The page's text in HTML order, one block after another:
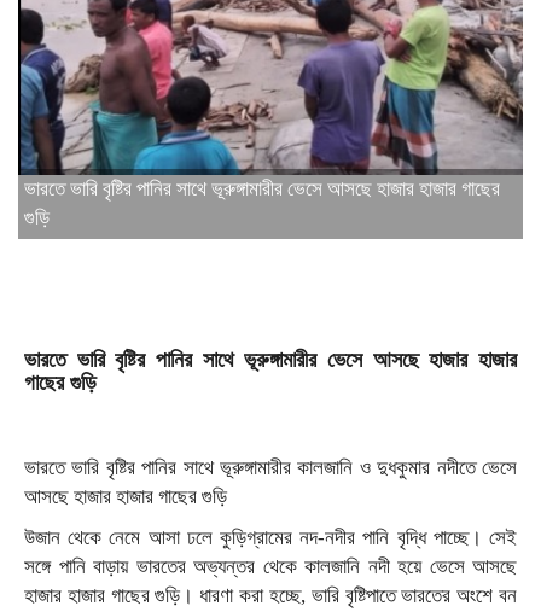
ভারতে ভারি বৃষ্টির পানির সাথে ভূরুঙ্গামারীর ভেসে আসছে হাজার হাজার গাছের
গুড়ি
ভারতে ভারি বৃষ্টির পানির সাথে ভূরুঙ্গামারীর ভেসে আসছে হাজার হাজার
গাছের গুড়ি
ভারতে ভারি বৃষ্টির পানির সাথে ভূরুঙ্গামারীর কালজানি ও দুধকুমার নদীতে ভেসে
আসছে হাজার হাজার গাছের গুড়ি
উজান থেকে নেমে আসা ঢলে কুড়িগ্রামের নদ-নদীর পানি বৃদ্ধি পাচ্ছে। সেই
সঙ্গে পানি বাড়ায় ভারতের অভ্যন্তর থেকে কালজানি নদী হয়ে ভেসে আসছে
হাজার হাজার গাছের গুড়ি। ধারণা করা হচ্ছে, ভারি বৃষ্টিপাতে ভারতের অংশে বন